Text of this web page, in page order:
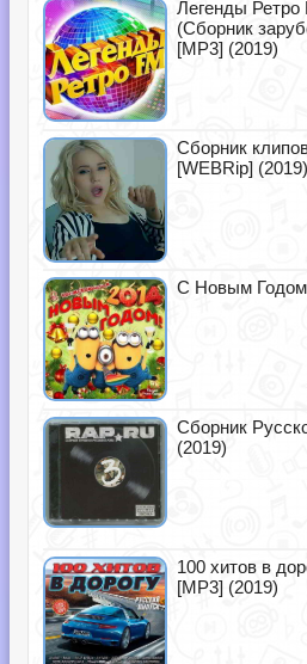
Легенды Ретро
(Сборник
[MP3] (2019)
Сборник
[WEBRip] (2019)
С Новым
Сборник
(2019)
100 хитов в
[MP3] (2019)